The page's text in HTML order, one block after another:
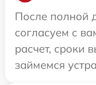
После полной
согласуем с
расчет, сроки
займемся